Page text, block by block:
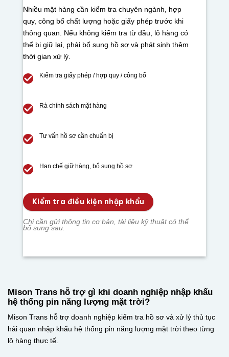
Nhiều mặt hàng cần kiểm tra chuyên ngành, hợp
quy, công bố chất lượng hoặc giấy phép trước khi
thông quan. Nếu không kiểm tra từ đầu, lô hàng có
thể bị giữ lại, phải bổ sung hồ sơ và phát sinh thêm
thời gian xử lý.
Kiểm tra giấy phép / hợp quy / công bố
Rà chính sách mặt hàng
Tư vấn hồ sơ cần chuẩn bị
Hạn chế giữ hàng, bổ sung hồ sơ
Kiểm tra điều kiện nhập khẩu
Chỉ cần gửi thông tin cơ bản, tài liệu kỹ thuật có thể
bổ sung sau.
Mison Trans hỗ trợ gì khi doanh nghiệp nhập khẩu
hệ thống pin năng lượng mặt trời?
Mison Trans hỗ trợ doanh nghiệp kiểm tra hồ sơ và xử lý thủ tục
hải quan nhập khẩu hệ thống pin năng lượng mặt trời theo từng
lô hàng thực tế.